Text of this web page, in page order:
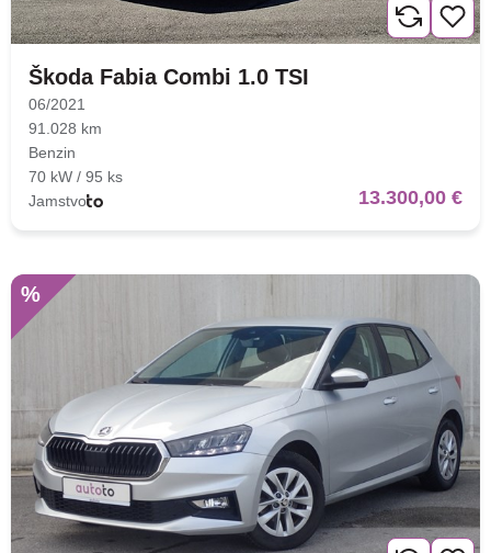
Škoda Fabia Combi 1.0 TSI
06/2021
91.028 km
Benzin
70 kW / 95 ks
Jamstvo
13.300,00 €
%
Nova lokacija - Slavonska